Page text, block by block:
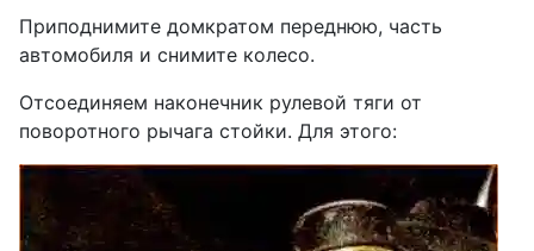
Приподнимите домкратом переднюю, часть
автомобиля и снимите колесо.
Отсоединяем наконечник рулевой тяги от
поворотного рычага стойки. Для этого: